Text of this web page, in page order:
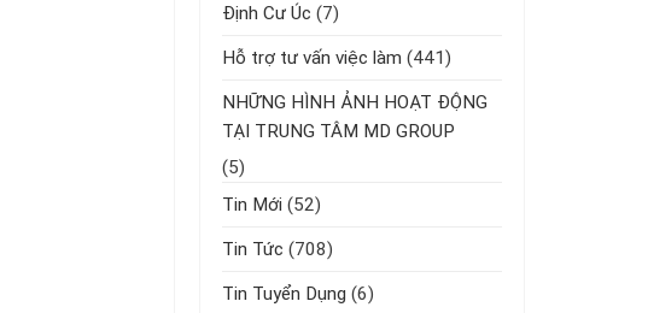
Định Cư Úc (7)
Hỗ trợ tư vấn việc làm (441)
NHỮNG HÌNH ẢNH HOẠT ĐỘNG
TẠI TRUNG TÂM MD GROUP
(5)
Tin Mới (52)
Tin Tức (708)
Tin Tuyển Dụng (6)